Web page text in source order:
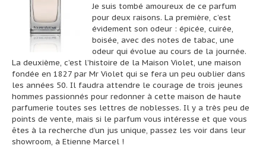
Je suis tombé amoureux de ce parfum
pour deux raisons. La première, c’est
évidement son odeur : épicée, cuirée,
boisée, avec des notes de tabac, une
odeur qui évolue au cours de la journée.
La deuxième, c’est l’histoire de la Maison Violet, une maison
fondée en 1827 par Mr Violet qui se fera un peu oublier dans
les années 50. Il faudra attendre le courage de trois jeunes
hommes passionnés pour redonner à cette maison de haute
parfumerie toutes ses lettres de noblesses. Il y a très peu de
points de vente, mais si le parfum vous intéresse et que vous
êtes à la recherche d’un jus unique, passez les voir dans leur
showroom, à Etienne Marcel !